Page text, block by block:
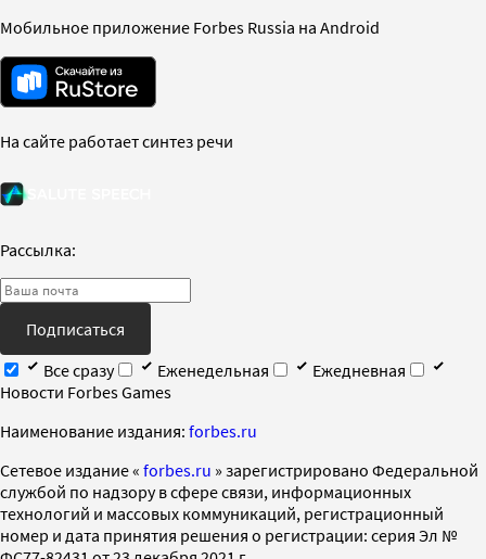
Мобильное приложение Forbes Russia на Android
На сайте работает синтез речи
Рассылка:
Подписаться
Все сразу
Еженедельная
Ежедневная
Новости Forbes Games
Наименование издания: forbes.ru
Cетевое издание « forbes.ru » зарегистрировано Федеральной
службой по надзору в сфере связи, информационных
технологий и массовых коммуникаций, регистрационный
номер и дата принятия решения о регистрации: серия Эл №